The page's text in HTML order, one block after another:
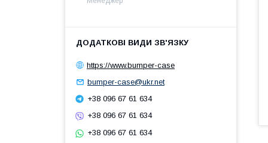
https://www.bumper-case
bumper-case@ukr.net
+38 096 67 61 634
+38 096 67 61 634
+38 096 67 61 634